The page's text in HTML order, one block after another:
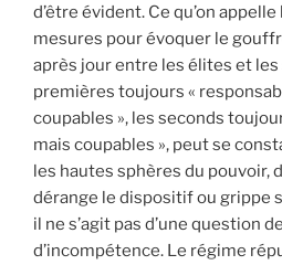
d’être évident. Ce qu’on
mesures pour évoquer le
après jour entre les élites et
premières toujours «
coupables », les seconds
mais coupables », peut se
les hautes sphères du pouvoir,
dérange le dispositif ou grippe
il ne s’agit pas d’une question
d’incompétence. Le régime